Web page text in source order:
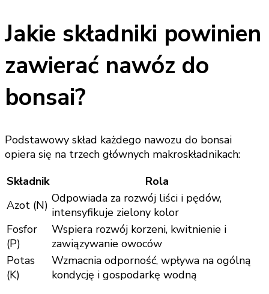
Jakie składniki powinien
zawierać nawóz do
bonsai?
Podstawowy skład każdego nawozu do bonsai
opiera się na trzech głównych makroskładnikach:
Składnik
Rola
Azot (N) Odpowiada za rozwój liści i pędów,
intensyfikuje zielony kolor
Fosfor
(P)
Wspiera rozwój korzeni, kwitnienie i
zawiązywanie owoców
Potas
(K)
Wzmacnia odporność, wpływa na ogólną
kondycję i gospodarkę wodną